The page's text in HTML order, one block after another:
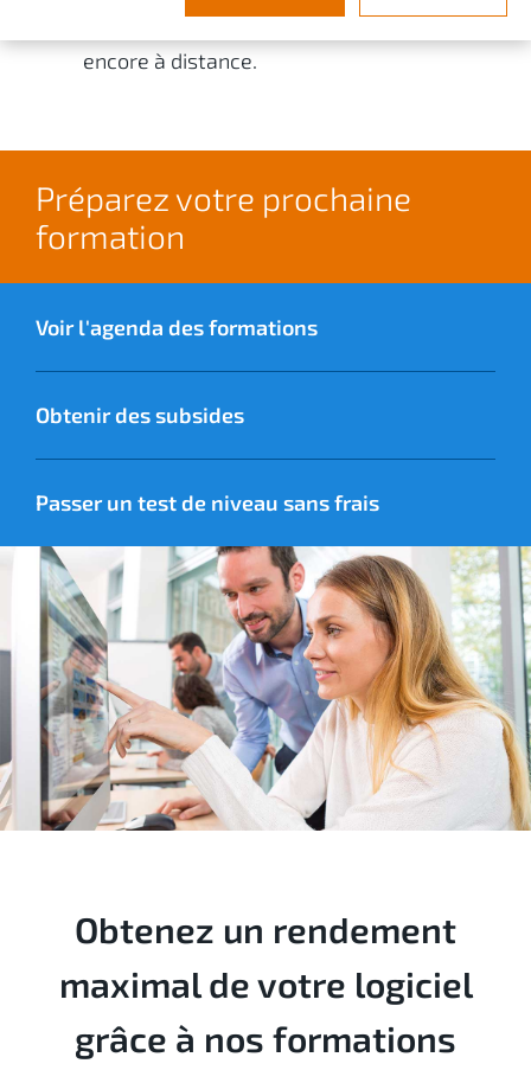
formation de Gosselies ou de Liège ou
encore à distance.
Préparez votre prochaine
formation
Voir l'agenda des formations
Obtenir des subsides
Passer un test de niveau sans frais
Obtenez un rendement
maximal de votre logiciel
grâce à nos formations